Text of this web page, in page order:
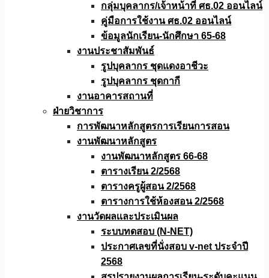
กลุ่มบุคลากร/เจ้าหน้าที่ ศธ.02 ออนไลน์
คู่มือการใช้งาน ศธ.02 ออนไลน์
ข้อมูลนักเรียน-นักศึกษา 65-68
งานประชาสัมพันธ์
รูปบุคลากร ชุดแดงอาชีวะ
รูปบุคลากร ชุดกากี
งานอาคารสถานที่
ฝ่ายวิชาการ
การพัฒนาหลักสูตรการเรียนการสอน
งานพัฒนาหลักสูตร
งานพัฒนาหลักสูตร 66-68
ตารางเรียน 2/2568
ตารางครูผู้สอน 2/2568
ตารางการใช้ห้องสอน 2/2568
งานวัดผลเเละประเมินผล
ระบบทดสอบ (N-NET)
ประกาศเลขที่นั่งสอบ v-net ประจำปี
2568